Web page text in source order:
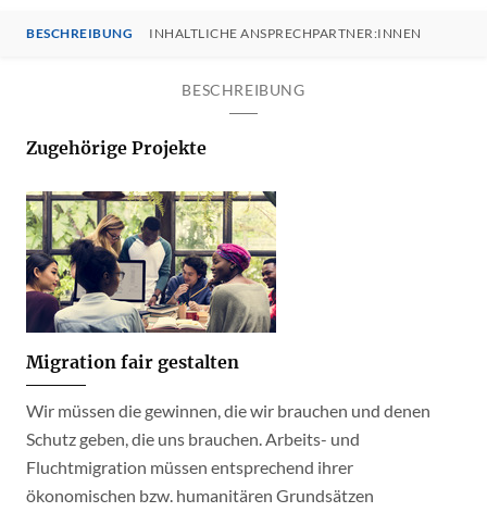
BESCHREIBUNG INHALTLICHE ANSPRECHPARTNER:INNEN
BESCHREIBUNG
Zugehörige Projekte
Migration fair gestalten
Wir müssen die gewinnen, die wir brauchen und denen
Schutz geben, die uns brauchen. Arbeits- und
Fluchtmigration müssen entsprechend ihrer
ökonomischen bzw. humanitären Grundsätzen